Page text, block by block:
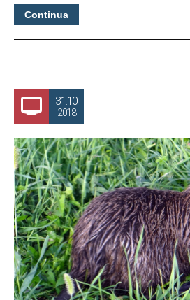
Continua
31.10
2018